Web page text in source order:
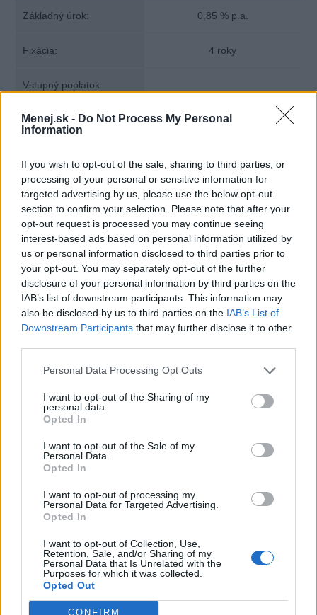
Menej.sk - Do Not Process My Personal
Information
If you wish to opt-out of the sale, sharing to third parties, or
processing of your personal or sensitive information for
targeted advertising by us, please use the below opt-out
section to confirm your selection. Please note that after your
opt-out request is processed you may continue seeing
interest-based ads based on personal information utilized by
us or personal information disclosed to third parties prior to
your opt-out. You may separately opt-out of the further
disclosure of your personal information by third parties on the
IAB’s list of downstream participants. This information may
also be disclosed by us to third parties on the IAB’s List of
Downstream Participants that may further disclose it to other
Personal Data Processing Opt Outs
I want to opt-out of the Sharing of my
personal data.
Opted In
I want to opt-out of the Sale of my
Personal Data.
Opted In
I want to opt-out of processing my
Personal Data for Targeted Advertising.
Opted In
I want to opt-out of Collection, Use,
Retention, Sale, and/or Sharing of my
Personal Data that Is Unrelated with the
Purposes for which it was collected.
Opted Out
CONFIRM
Základný úrok: 0,85 % p.a.
Fixácia: 4 roky
Vstupný poplatok:
Výška úveru:
Splatnosť: 1 - 30 rokov
Poznámky:
Uvedená výška úroku sa môže zmeniť v závislosti